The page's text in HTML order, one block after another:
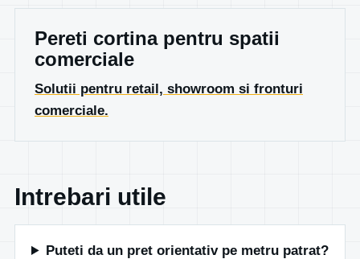
Pereti cortina pentru spatii
comerciale
Solutii pentru retail, showroom si fronturi
comerciale.
Intrebari utile
Puteti da un pret orientativ pe metru patrat?